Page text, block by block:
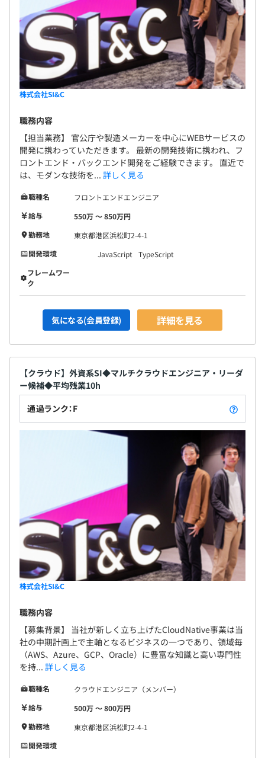
株式会社SI&C
職務内容
【担当業務】 官公庁や製造メーカーを中心にWEBサービスの
開発に携わっていただきます。 最新の開発技術に携われ、フ
ロントエンド・バックエンド開発をご経験できます。 直近で
は、モダンな技術を... 詳しく見る
職種名
フロントエンドエンジニア
給与
550万 〜 850万円
勤務地
東京都港区浜松町2-4-1
開発環境
JavaScript
TypeScript
フレームワー
ク
気になる(会員登録) 詳細を見る
【クラウド】外資系SI◆マルチクラウドエンジニア・リーダ
ー候補◆平均残業10h
通過ランク：F
株式会社SI&C
職務内容
【募集背景】 当社が新しく立ち上げたCloudNative事業は当
社の中期計画上で主軸となるビジネスの一つであり、領域毎
（AWS、Azure、GCP、Oracle）に豊富な知識と高い専門性
を持... 詳しく見る
職種名
クラウドエンジニア（メンバー）
給与
500万 〜 800万円
勤務地
東京都港区浜松町2-4-1
開発環境